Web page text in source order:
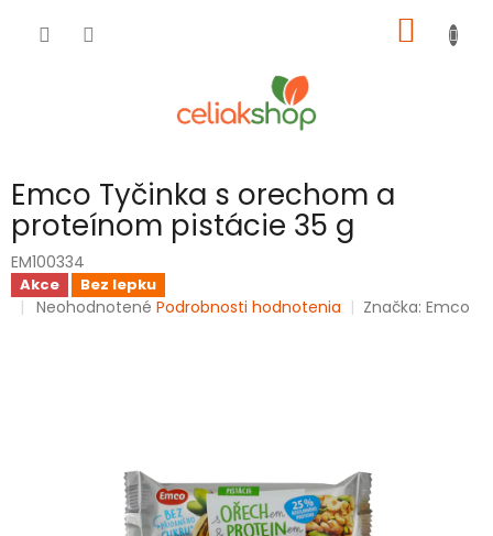
KOŠÍK
Emco Tyčinka s orechom a
proteínom pistácie 35 g
EM100334
Akce Bez lepku
Priemerné
Neohodnotené Podrobnosti hodnotenia Značka: Emco